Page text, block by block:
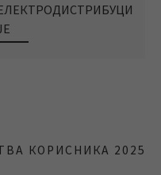
КОРИСНИКА 2025